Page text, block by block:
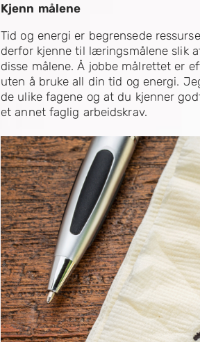
Kjenn målene
Tid og energi er begrensede
derfor kjenne til læringsmålene slik
disse målene. Å jobbe målrettet er
uten å bruke all din tid og energi.
de ulike fagene og at du kjenner
et annet faglig arbeidskrav.